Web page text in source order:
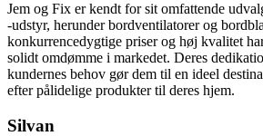
Jem og Fix er kendt for sit omfattende
-udstyr, herunder bordventilatorer og
konkurrencedygtige priser og høj kvalitet
solidt omdømme i markedet. Deres
kundernes behov gør dem til en ideel
efter pålidelige produkter til deres hjem.
Silvan